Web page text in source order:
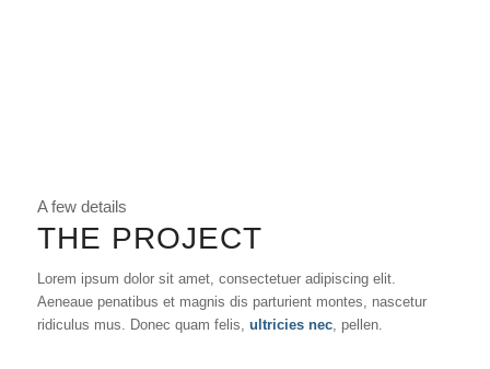
A few details
THE PROJECT
Lorem ipsum dolor sit amet, consectetuer adipiscing elit.
Aeneaue penatibus et magnis dis parturient montes, nascetur
ridiculus mus. Donec quam felis, ultricies nec, pellen.